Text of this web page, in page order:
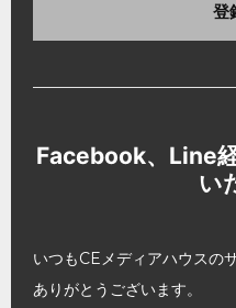
登
Facebook、Line
い
いつもCEメディアハウスの
ありがとうございます。